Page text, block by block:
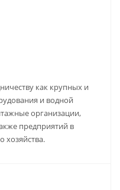
как крупных и
и водной
организации,
предприятий в